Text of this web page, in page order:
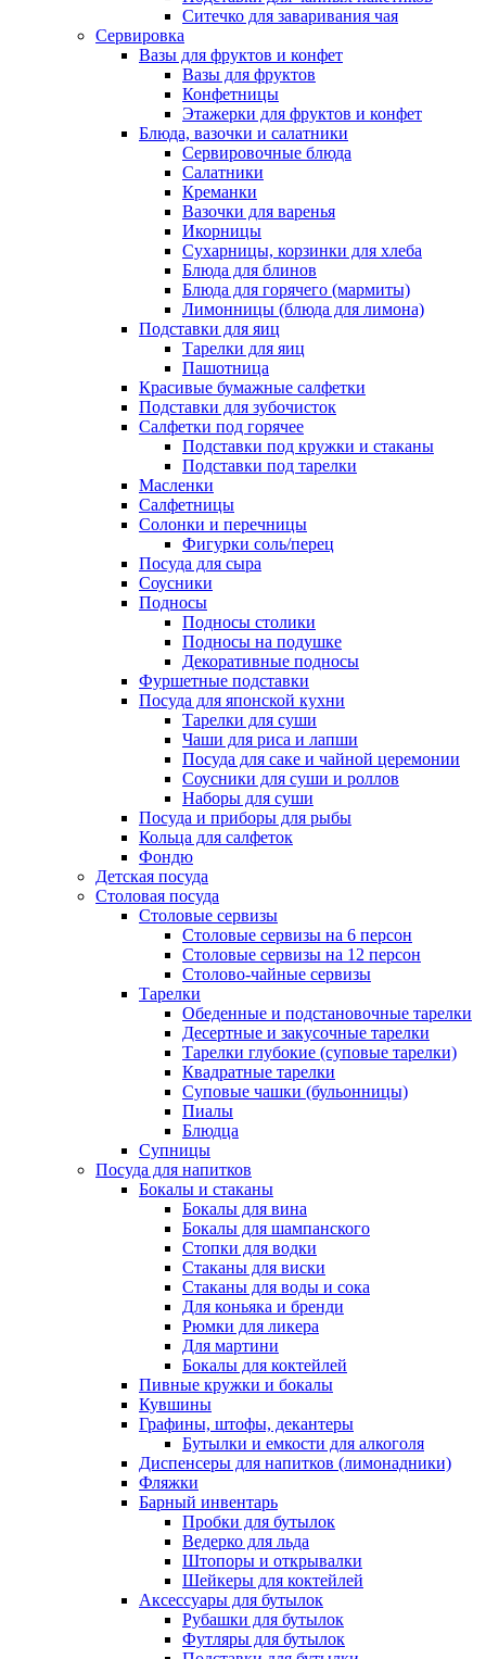
Ситечко для заваривания чая
Сервировка
Вазы для фруктов и конфет
Вазы для фруктов
Конфетницы
Этажерки для фруктов и конфет
Блюда, вазочки и салатники
Сервировочные блюда
Салатники
Креманки
Вазочки для варенья
Икорницы
Сухарницы, корзинки для хлеба
Блюда для блинов
Блюда для горячего (мармиты)
Лимонницы (блюда для лимона)
Подставки для яиц
Тарелки для яиц
Пашотница
Красивые бумажные салфетки
Подставки для зубочисток
Салфетки под горячее
Подставки под кружки и стаканы
Подставки под тарелки
Масленки
Салфетницы
Солонки и перечницы
Фигурки соль/перец
Посуда для сыра
Соусники
Подносы
Подносы столики
Подносы на подушке
Декоративные подносы
Фуршетные подставки
Посуда для японской кухни
Тарелки для суши
Чаши для риса и лапши
Посуда для саке и чайной церемонии
Соусники для суши и роллов
Наборы для суши
Посуда и приборы для рыбы
Кольца для салфеток
Фондю
Детская посуда
Столовая посуда
Столовые сервизы
Столовые сервизы на 6 персон
Столовые сервизы на 12 персон
Столово-чайные сервизы
Тарелки
Обеденные и подстановочные тарелки
Десертные и закусочные тарелки
Тарелки глубокие (суповые тарелки)
Квадратные тарелки
Суповые чашки (бульонницы)
Пиалы
Блюдца
Супницы
Посуда для напитков
Бокалы и стаканы
Бокалы для вина
Бокалы для шампанского
Стопки для водки
Стаканы для виски
Стаканы для воды и сока
Для коньяка и бренди
Рюмки для ликера
Для мартини
Бокалы для коктейлей
Пивные кружки и бокалы
Кувшины
Графины, штофы, декантеры
Бутылки и емкости для алкоголя
Диспенсеры для напитков (лимонадники)
Фляжки
Барный инвентарь
Пробки для бутылок
Ведерко для льда
Штопоры и открывалки
Шейкеры для коктейлей
Аксессуары для бутылок
Рубашки для бутылок
Футляры для бутылок